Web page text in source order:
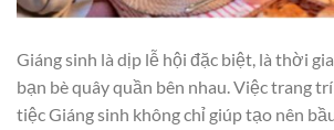
Giáng sinh là dịp lễ hội đặc biệt, là thời
bạn bè quây quần bên nhau. Việc trang
tiệc Giáng sinh không chỉ giúp tạo nên